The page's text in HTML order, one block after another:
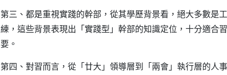
第三、都是重視實踐的幹部，從其學歷背景看，絕大多數是
練，這些背景表現出「實踐型」幹部的知識定位，十分適合
要。
第四、對習而言，從「廿大」領導層到「兩會」執行層的人